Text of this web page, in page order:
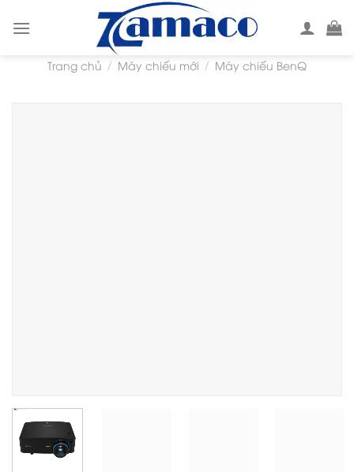
Trang chủ / Máy chiếu mới / Máy chiếu BenQ